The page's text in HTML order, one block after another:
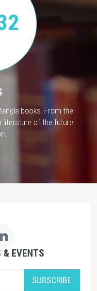
books. From the
literature of the future
& EVENTS
SUBSCRIBE